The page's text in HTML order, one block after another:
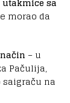
morao da
– u
Pačulija,
na